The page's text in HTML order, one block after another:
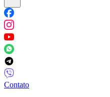
Contato